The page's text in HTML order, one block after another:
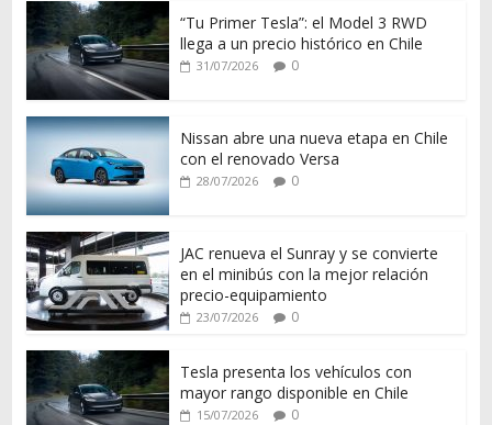
“Tu Primer Tesla”: el Model 3 RWD
llega a un precio histórico en Chile
31/07/2026 0
Nissan abre una nueva etapa en Chile
con el renovado Versa
28/07/2026 0
JAC renueva el Sunray y se convierte
en el minibús con la mejor relación
precio-equipamiento
23/07/2026 0
Tesla presenta los vehículos con
mayor rango disponible en Chile
15/07/2026 0